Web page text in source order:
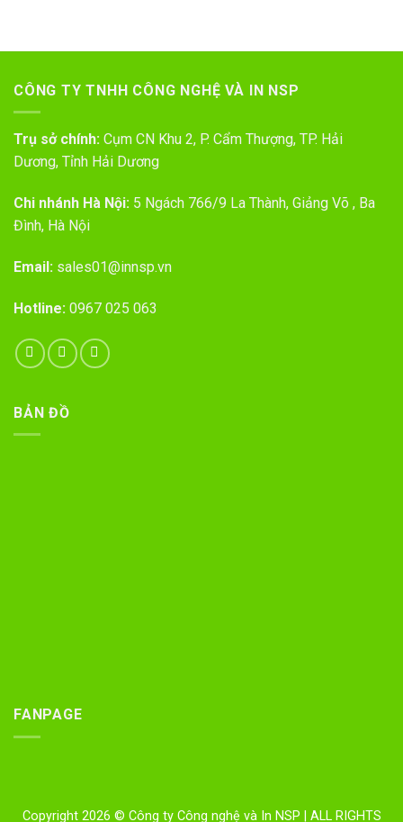
CÔNG TY TNHH CÔNG NGHỆ VÀ IN NSP
Trụ sở chính: Cụm CN Khu 2, P. Cẩm Thượng, TP. Hải
Dương, Tỉnh Hải Dương
Chi nhánh Hà Nội: 5 Ngách 766/9 La Thành, Giảng Võ , Ba
Đình, Hà Nội
Email: sales01@innsp.vn
Hotline: 0967 025 063
BẢN ĐỒ
FANPAGE
Copyright 2026 © Công ty Công nghệ và In NSP | ALL RIGHTS